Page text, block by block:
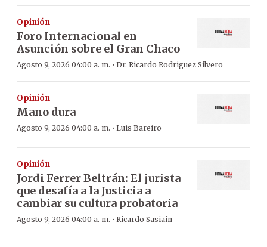
Opinión
Foro Internacional en
Asunción sobre el Gran Chaco
Agosto 9, 2026 04:00 a. m. · Dr. Ricardo Rodriguez Silvero
Opinión
Mano dura
Agosto 9, 2026 04:00 a. m. · Luis Bareiro
Opinión
Jordi Ferrer Beltrán: El jurista
que desafía a la Justicia a
cambiar su cultura probatoria
Agosto 9, 2026 04:00 a. m. · Ricardo Sasiain